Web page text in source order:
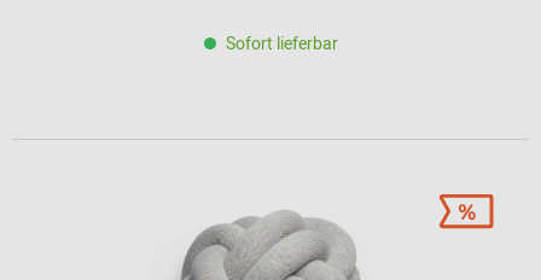
Sofort lieferbar